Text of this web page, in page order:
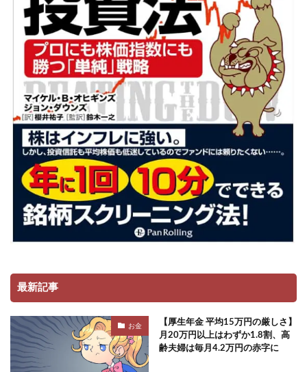
最新記事
お金
【厚生年金 平均15万円の厳しさ】
月20万円以上はわずか1.8割、高
齢夫婦は毎月4.2万円の赤字に